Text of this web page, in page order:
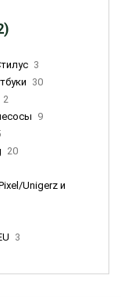
3
30
2
9
20
Unigerz и
3